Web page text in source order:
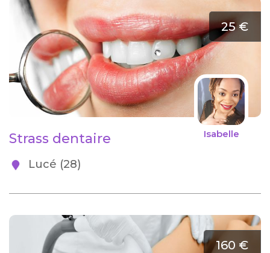
25 €
Isabelle
Strass dentaire
Lucé (28)
160 €